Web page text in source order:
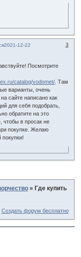
3
2021-12-22
Посмотрите
catalog/vodomet/. Там
варианты, очень
сайте написано как
для себя подобрать,
обратите на это
чтобы в просак не
покупке. Желаю
» Где купить
Создать форум бесплатно